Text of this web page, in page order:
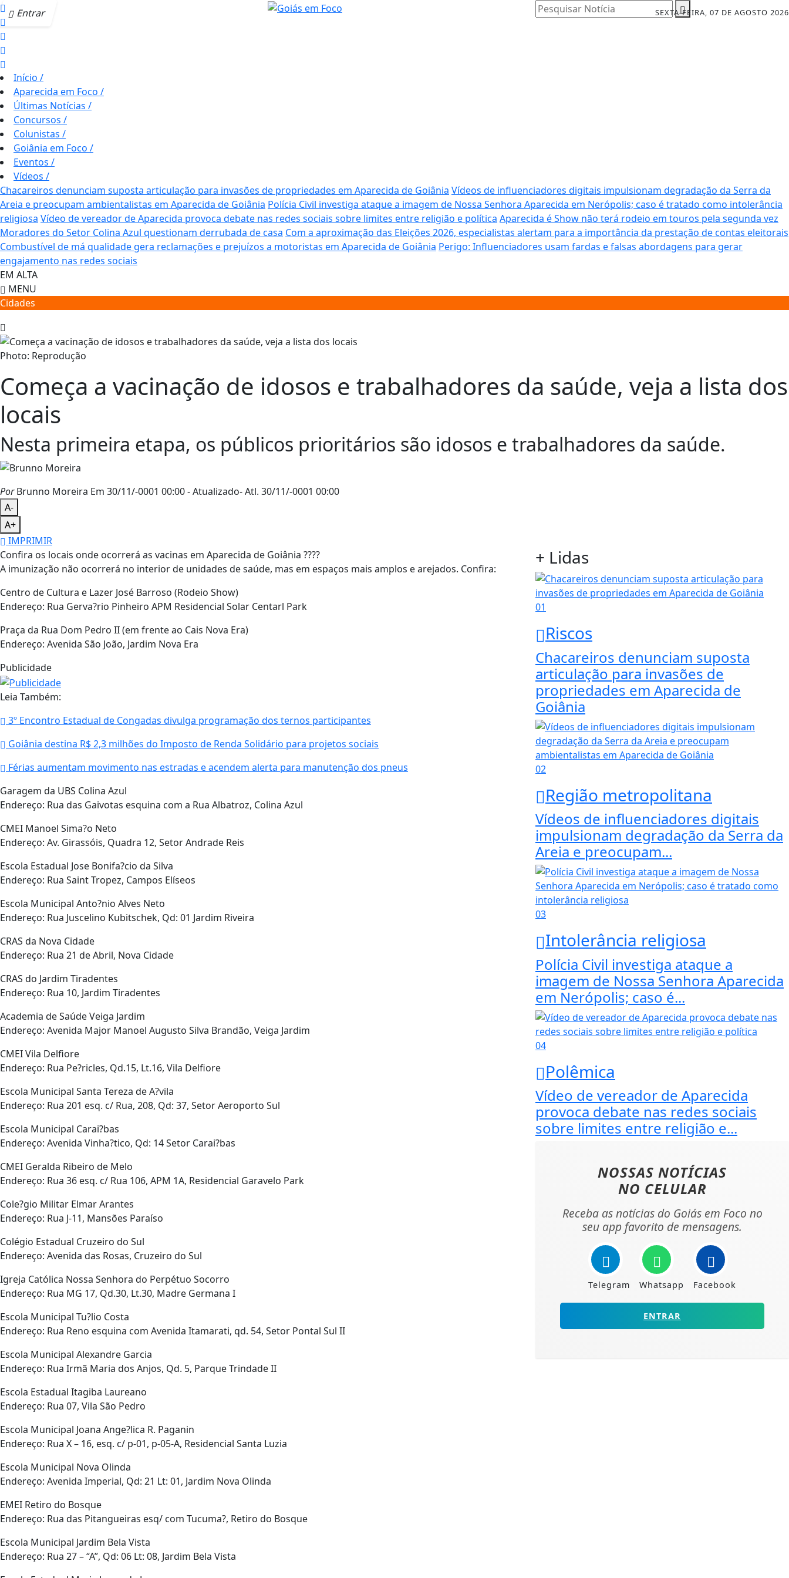
Entrar SEXTA-FEIRA, 07 DE AGOSTO 2026
Pesquisar Notícia
Início /
Aparecida em Foco /
Últimas Notícias /
Concursos /
Colunistas /
Goiânia em Foco /
Eventos /
Vídeos /
Chacareiros denunciam suposta articulação para invasões de propriedades em Aparecida de Goiânia Vídeos de influenciadores digitais impulsionam degradação da Serra da
Areia e preocupam ambientalistas em Aparecida de Goiânia Polícia Civil investiga ataque a imagem de Nossa Senhora Aparecida em Nerópolis; caso é tratado como intolerância
religiosa Vídeo de vereador de Aparecida provoca debate nas redes sociais sobre limites entre religião e política Aparecida é Show não terá rodeio em touros pela segunda vez
Moradores do Setor Colina Azul questionam derrubada de casa Com a aproximação das Eleições 2026, especialistas alertam para a importância da prestação de contas eleitorais
Combustível de má qualidade gera reclamações e prejuízos a motoristas em Aparecida de Goiânia Perigo: Influenciadores usam fardas e falsas abordagens para gerar
engajamento nas redes sociais
EM ALTA
MENU
Cidades
Photo: Reprodução
Começa a vacinação de idosos e trabalhadores da saúde, veja a lista dos
locais
Nesta primeira etapa, os públicos prioritários são idosos e trabalhadores da saúde.
PorBrunno Moreira Em 30/11/-0001 00:00- Atualizado- Atl. 30/11/-0001 00:00
A-
A+
IMPRIMIR
Confira os locais onde ocorrerá as vacinas em Aparecida de Goiânia ????
A imunização não ocorrerá no interior de unidades de saúde, mas em espaços mais amplos e arejados. Confira:
Centro de Cultura e Lazer José Barroso (Rodeio Show)
Endereço: Rua Gerva?rio Pinheiro APM Residencial Solar Centarl Park
Praça da Rua Dom Pedro II (em frente ao Cais Nova Era)
Endereço: Avenida São João, Jardim Nova Era
Publicidade
Leia Também:
3º Encontro Estadual de Congadas divulga programação dos ternos participantes
Goiânia destina R$ 2,3 milhões do Imposto de Renda Solidário para projetos sociais
Férias aumentam movimento nas estradas e acendem alerta para manutenção dos pneus
Garagem da UBS Colina Azul
Endereço: Rua das Gaivotas esquina com a Rua Albatroz, Colina Azul
CMEI Manoel Sima?o Neto
Endereço: Av. Girassóis, Quadra 12, Setor Andrade Reis
Escola Estadual Jose Bonifa?cio da Silva
Endereço: Rua Saint Tropez, Campos Elíseos
Escola Municipal Anto?nio Alves Neto
Endereço: Rua Juscelino Kubitschek, Qd: 01 Jardim Riveira
CRAS da Nova Cidade
Endereço: Rua 21 de Abril, Nova Cidade
CRAS do Jardim Tiradentes
Endereço: Rua 10, Jardim Tiradentes
Academia de Saúde Veiga Jardim
Endereço: Avenida Major Manoel Augusto Silva Brandão, Veiga Jardim
CMEI Vila Delfiore
Endereço: Rua Pe?ricles, Qd.15, Lt.16, Vila Delfiore
Escola Municipal Santa Tereza de A?vila
Endereço: Rua 201 esq. c/ Rua, 208, Qd: 37, Setor Aeroporto Sul
Escola Municipal Carai?bas
Endereço: Avenida Vinha?tico, Qd: 14 Setor Carai?bas
CMEI Geralda Ribeiro de Melo
Endereço: Rua 36 esq. c/ Rua 106, APM 1A, Residencial Garavelo Park
Cole?gio Militar Elmar Arantes
Endereço: Rua J-11, Mansões Paraíso
Colégio Estadual Cruzeiro do Sul
Endereço: Avenida das Rosas, Cruzeiro do Sul
Igreja Católica Nossa Senhora do Perpétuo Socorro
Endereço: Rua MG 17, Qd.30, Lt.30, Madre Germana I
Escola Municipal Tu?lio Costa
Endereço: Rua Reno esquina com Avenida Itamarati, qd. 54, Setor Pontal Sul II
Escola Municipal Alexandre Garcia
Endereço: Rua Irmã Maria dos Anjos, Qd. 5, Parque Trindade II
Escola Estadual Itagiba Laureano
Endereço: Rua 07, Vila São Pedro
Escola Municipal Joana Ange?lica R. Paganin
Endereço: Rua X – 16, esq. c/ p-01, p-05-A, Residencial Santa Luzia
Escola Municipal Nova Olinda
Endereço: Avenida Imperial, Qd: 21 Lt: 01, Jardim Nova Olinda
EMEI Retiro do Bosque
Endereço: Rua das Pitangueiras esq/ com Tucuma?, Retiro do Bosque
Escola Municipal Jardim Bela Vista
Endereço: Rua 27 – “A”, Qd: 06 Lt: 08, Jardim Bela Vista
+ Lidas
01
Riscos
Chacareiros denunciam suposta
articulação para invasões de
propriedades em Aparecida de
Goiânia
02
Região metropolitana
Vídeos de influenciadores digitais
impulsionam degradação da Serra da
Areia e preocupam...
03
Intolerância religiosa
Polícia Civil investiga ataque a
imagem de Nossa Senhora Aparecida
em Nerópolis; caso é...
04
Polêmica
Vídeo de vereador de Aparecida
provoca debate nas redes sociais
sobre limites entre religião e...
NOSSAS NOTÍCIAS
NO CELULAR
Receba as notícias do Goiás em Foco no
seu app favorito de mensagens.
Telegram Whatsapp Facebook
ENTRAR